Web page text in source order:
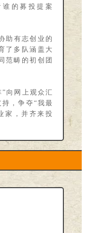
的募投提案
助有志创业的
了多队涵盖大
范畴的初创团
向网上观众汇
，争夺“我最
家，并齐来投